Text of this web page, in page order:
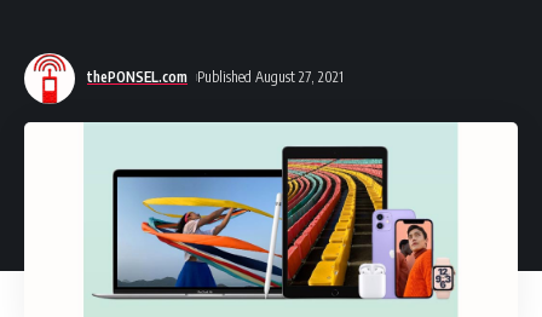
thePONSEL.com Published August 27, 2021